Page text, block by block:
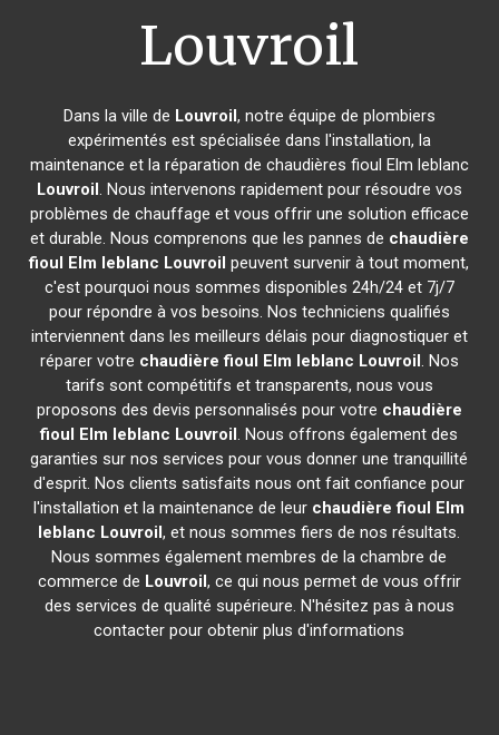
Louvroil
Dans la ville de Louvroil, notre équipe de plombiers
expérimentés est spécialisée dans l'installation, la
maintenance et la réparation de chaudières fioul Elm leblanc
Louvroil. Nous intervenons rapidement pour résoudre vos
problèmes de chauffage et vous offrir une solution efficace
et durable. Nous comprenons que les pannes de chaudière
fioul Elm leblanc Louvroil peuvent survenir à tout moment,
c'est pourquoi nous sommes disponibles 24h/24 et 7j/7
pour répondre à vos besoins. Nos techniciens qualifiés
interviennent dans les meilleurs délais pour diagnostiquer et
réparer votre chaudière fioul Elm leblanc Louvroil. Nos
tarifs sont compétitifs et transparents, nous vous
proposons des devis personnalisés pour votre chaudière
fioul Elm leblanc Louvroil. Nous offrons également des
garanties sur nos services pour vous donner une tranquillité
d'esprit. Nos clients satisfaits nous ont fait confiance pour
l'installation et la maintenance de leur chaudière fioul Elm
leblanc Louvroil, et nous sommes fiers de nos résultats.
Nous sommes également membres de la chambre de
commerce de Louvroil, ce qui nous permet de vous offrir
des services de qualité supérieure. N'hésitez pas à nous
contacter pour obtenir plus d'informations